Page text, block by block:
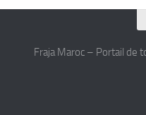
Fraja Maroc – Portail de